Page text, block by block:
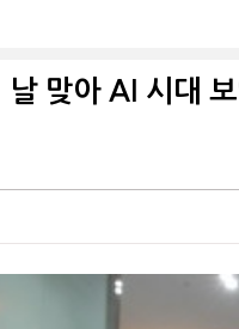
맞아 AI 시대